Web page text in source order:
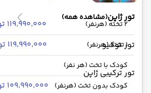
تور ژاپن(مشاهده همه)
تور توکیو
تور ترکیبی ژاپن
2 تخته (هرنفر) ۱۱۹٬۹۹۰٬۰۰۰ تومان + ۴۱۵ دلار
1 تخته (هرنفر) ۱۱۹٬۹۹۰٬۰۰۰ تومان + ۵۵۱ دلار
کودک با تخت (هر نفر)
کودک بدون تخت (هرنفر) ۱۰۹٬۹۹۰٬۰۰۰ تومان + ۲۷۶ دلار